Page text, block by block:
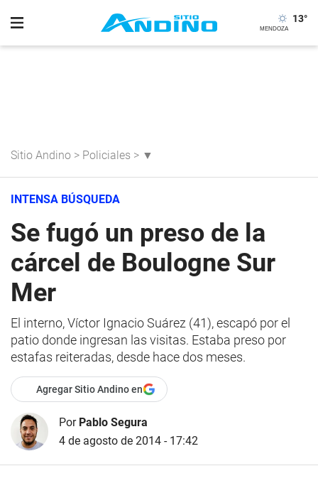
13°
Sitio Andino > Policiales > ▼
INTENSA BÚSQUEDA
Se fugó un preso de la
cárcel de Boulogne Sur
Mer
El interno, Víctor Ignacio Suárez (41), escapó por el
patio donde ingresan las visitas. Estaba preso por
estafas reiteradas, desde hace dos meses.
Agregar Sitio Andino en
Por Pablo Segura
4 de agosto de 2014 - 17:42